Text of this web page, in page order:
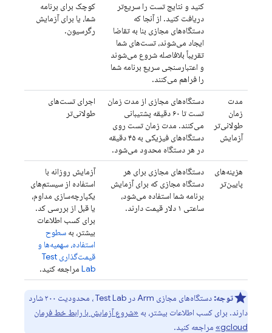
کنید و نتایج تست را سریع‌تر
دریافت کنید. از آنجا که
دستگاه‌های مجازی بنا به تقاضا
ایجاد می‌شوند، تست‌های شما
تقریباً بلافاصله شروع می‌شوند
و اعتبارسنجی سریع برنامه شما
را فراهم می‌کنند.
کوچک برای برنامه
شما، یا برای آزمایش
رگرسیون.
مدت
زمان
طولانی‌تر
آزمایش
دستگاه‌های مجازی از مدت زمان
تست تا ۶۰ دقیقه پشتیبانی
می‌کنند. مدت زمان تست روی
دستگاه‌های فیزیکی به ۴۵ دقیقه
در هر دستگاه محدود می‌شود.
اجرای تست‌های
طولانی‌تر
هزینه‌های
پایین‌تر
دستگاه‌های مجازی برای هر
دستگاه مجازی که برای آزمایش
برنامه شما استفاده می‌شود،
ساعتی ۱ دلار قیمت دارند.
آزمایش روزانه با
استفاده از سیستم‌های
یکپارچه‌سازی مداوم،
یا قبل از بررسی کد.
برای کسب اطلاعات
بیشتر، به سطوح
استفاده، سهمیه‌ها و
قیمت‌گذاری Test
Lab مراجعه کنید.
توجه: دستگاه‌های مجازی Arm در Test Lab
، محدودیت ۲۰۰ شارد
دارند. برای کسب اطلاعات بیشتر، به «شروع آزمایش با رابط خط فرمان
gcloud»
مراجعه کنید.